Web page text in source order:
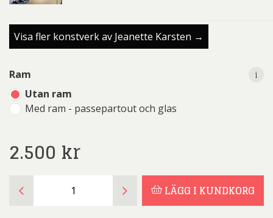
Visa fler konstverk av Jeanette Karsten →
Ram
Utan ram
Med ram - passepartout och glas
i
2.500 kr
i
Karsten
LÄGG I KUNDKORG